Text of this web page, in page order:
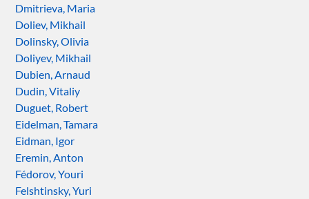
Dmitrieva, Maria
Doliev, Mikhail
Dolinsky, Olivia
Doliyev, Mikhail
Dubien, Arnaud
Dudin, Vitaliy
Duguet, Robert
Eidelman, Tamara
Eidman, Igor
Eremin, Anton
Fédorov, Youri
Felshtinsky, Yuri